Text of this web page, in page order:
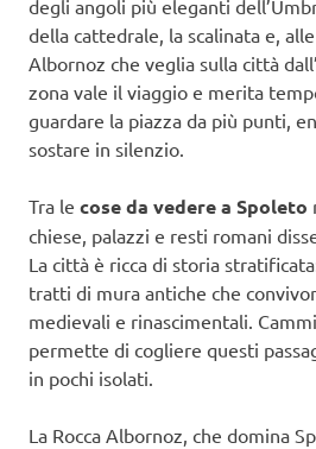
degli angoli più eleganti
della cattedrale, la scalinata e,
Albornoz che veglia sulla città
zona vale il viaggio e merita
guardare la piazza da più punti,
sostare in silenzio.
Tra le cose da vedere a Spoleto
chiese, palazzi e resti romani
La città è ricca di storia
tratti di mura antiche che
medievali e rinascimentali.
permette di cogliere questi
in pochi isolati.
La Rocca Albornoz, che domina